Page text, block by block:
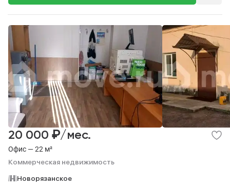
Офис — 22 м²
Коммерческая недвижимость
20 000 ₽/мес.
Новорязанское